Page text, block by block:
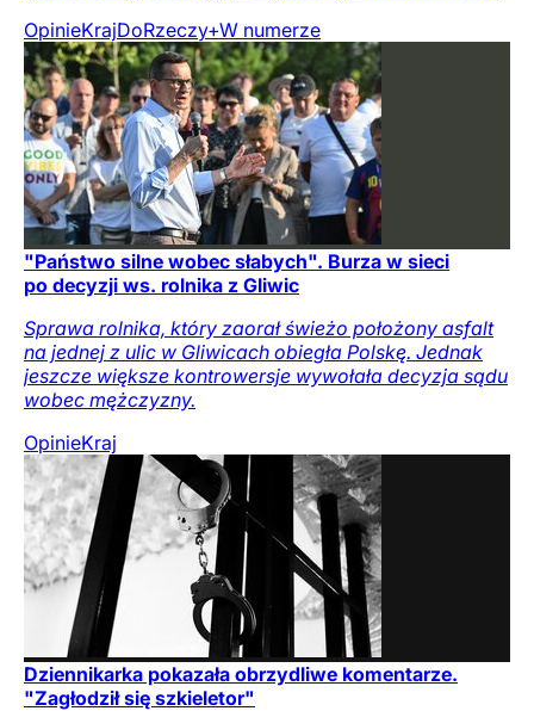
OpinieKrajDoRzeczy+W numerze
"Państwo silne wobec słabych". Burza w sieci
po decyzji ws. rolnika z Gliwic
Sprawa rolnika, który zaorał świeżo położony asfalt
na jednej z ulic w Gliwicach obiegła Polskę. Jednak
jeszcze większe kontrowersje wywołała decyzja sądu
wobec mężczyzny.
OpinieKraj
Dziennikarka pokazała obrzydliwe komentarze.
"Zagłodził się szkieletor"